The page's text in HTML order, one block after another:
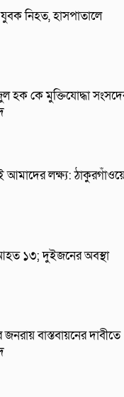
নিহত, হাসপাতালে
হক কে মুক্তিযোদ্ধা
আমাদের লক্ষ্য:
আহত ১৩; দুইজনের অবস্থা
বাস্তবায়নের দাবীতে